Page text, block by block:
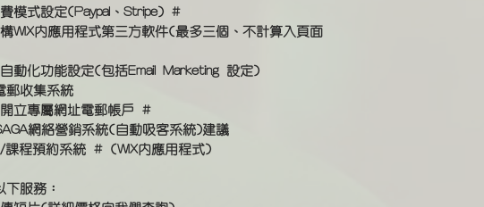
模式設定(Paypal、Stripe) #
WIX內應用程式第三方軟件(最多三個、不計算入頁面
動化功能設定(包括Email Marketing 設定)
郵收集系統
立專屬網址電郵帳戶 #
網絡營銷系統(自動吸客系統)建議
程預約系統 # (WIX內應用程式)
服務：